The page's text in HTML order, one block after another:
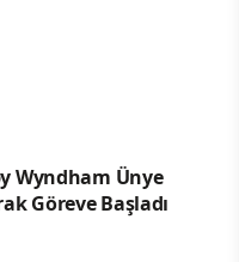
Wyndham Ünye
Göreve Başladı